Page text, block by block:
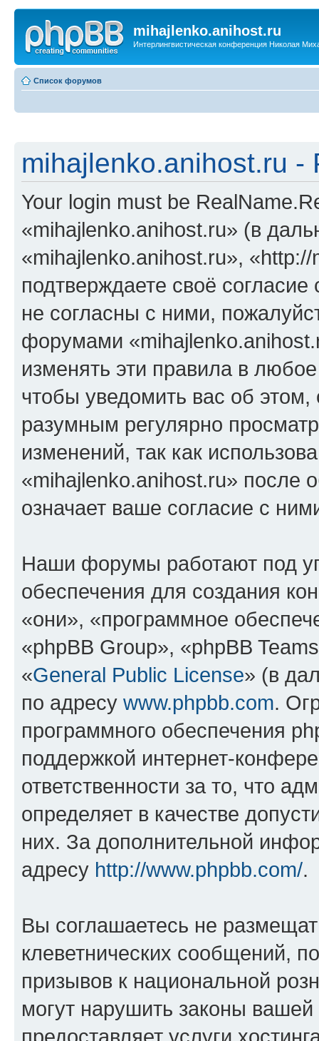
mihajlenko.anihost.ru
Интерлингвистическая конференция Николая
Список форумов
mihajlenko.anihost.ru -
Your login must be
«mihajlenko.anihost.ru» (в
«mihajlenko.anihost.ru»,
подтверждаете своё
не согласны с ними,
форумами
изменять эти правила в
чтобы уведомить вас об
разумным регулярно
изменений, так как
«mihajlenko.anihost.ru» после
означает ваше согласие с
Наши форумы работают под
обеспечения для создания
«они», «программное
«phpBB Group», «phpBB
«General Public License» (в
по адресу www.phpbb.com.
программного обеспечения
поддержкой интернет-
ответственности за то, что
определяет в качестве
них. За дополнительной
адресу http://www.phpbb.com/.
Вы соглашаетесь не
клеветнических сообщений,
призывов к национальной
могут нарушить законы